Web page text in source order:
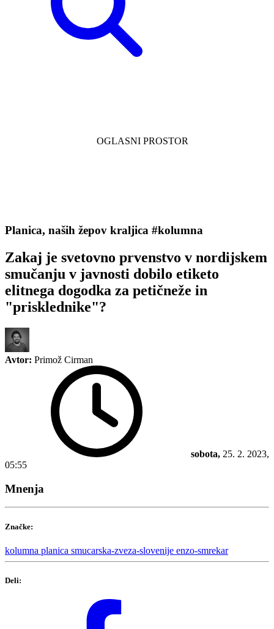
Planica, naših žepov kraljica #kolumna
Zakaj je svetovno prvenstvo v nordijskem
smučanju v javnosti dobilo etiketo
elitnega dogodka za petičneže in
"prisklednike"?
Avtor: Primož Cirman
sobota, 25. 2. 2023,
05:55
Mnenja
Značke:
kolumna planica smucarska-zveza-slovenije enzo-smrekar
Deli: